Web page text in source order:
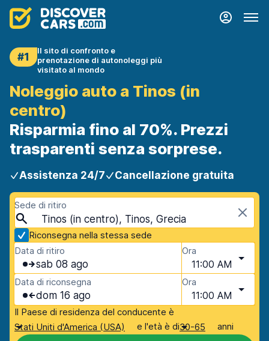
#1
Il sito di confronto e
prenotazione di autonoleggi più
visitato al mondo
Noleggio auto a Tinos (in
centro)
Risparmia fino al 70%. Prezzi
trasparenti senza sorprese.
Assistenza 24/7 Cancellazione gratuita
Sede di ritiro
Tinos (in centro), Tinos, Grecia
Riconsegna nella stessa sede
Data di ritiro
sab 08 ago
Ora
11:00 AM
Data di riconsegna
dom 16 ago
Ora
11:00 AM
Il Paese di residenza del conducente è
Stati Uniti d'America (USA)
e l'età è di30-65 anni